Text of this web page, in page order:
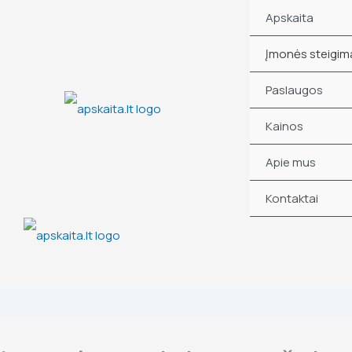
Apskaita
Įmonės
Paslaugos
Kainos
Apie mus
Kontaktai